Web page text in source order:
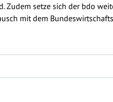
Zudem setze sich der bdo
mit dem